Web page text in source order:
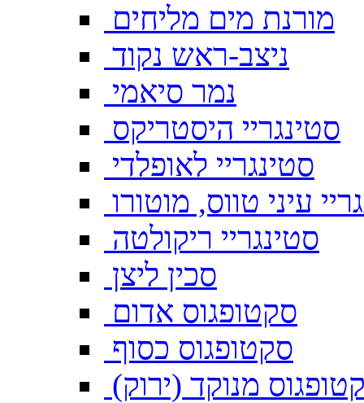
מורנת מים מליחים
ניצב-ראש נקוד
נמר סיאמי
סטינגריי היסטריקס
סטינגריי לאופלדי
עיני טווס, מוטורו
סטינגריי ריקולטה
סכין ליצן
סקטופגוס אדום
סקטופגוס כסוף
מנוקד (ירוק)